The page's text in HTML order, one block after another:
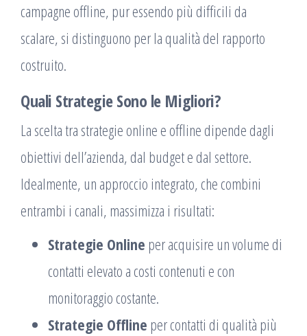
campagne offline, pur essendo più difficili da
scalare, si distinguono per la qualità del rapporto
costruito.
Quali Strategie Sono le Migliori?
La scelta tra strategie online e offline dipende dagli
obiettivi dell’azienda, dal budget e dal settore.
Idealmente, un approccio integrato, che combini
entrambi i canali, massimizza i risultati:
Strategie Online per acquisire un volume di
contatti elevato a costi contenuti e con
monitoraggio costante.
Strategie Offline per contatti di qualità più